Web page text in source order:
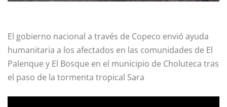
El gobierno nacional a través de Copeco envió ayuda
humanitaria a los afectados en las comunidades de El
Palenque y El Bosque en el municipio de Choluteca tras
el paso de la tormenta tropical Sara